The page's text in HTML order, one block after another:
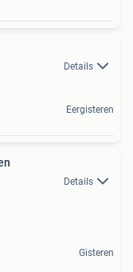
Details
Eergisteren
Details
Gisteren